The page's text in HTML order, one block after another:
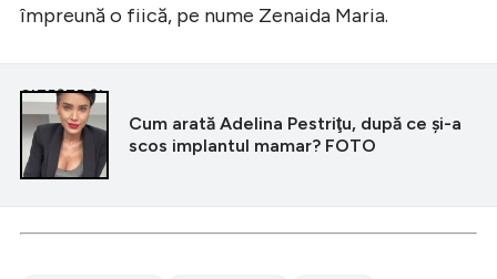
împreună o fiică, pe nume Zenaida Maria.
CITEȘTE ȘI
Cum arată Adelina Pestriţu, după ce şi-a
scos implantul mamar? FOTO